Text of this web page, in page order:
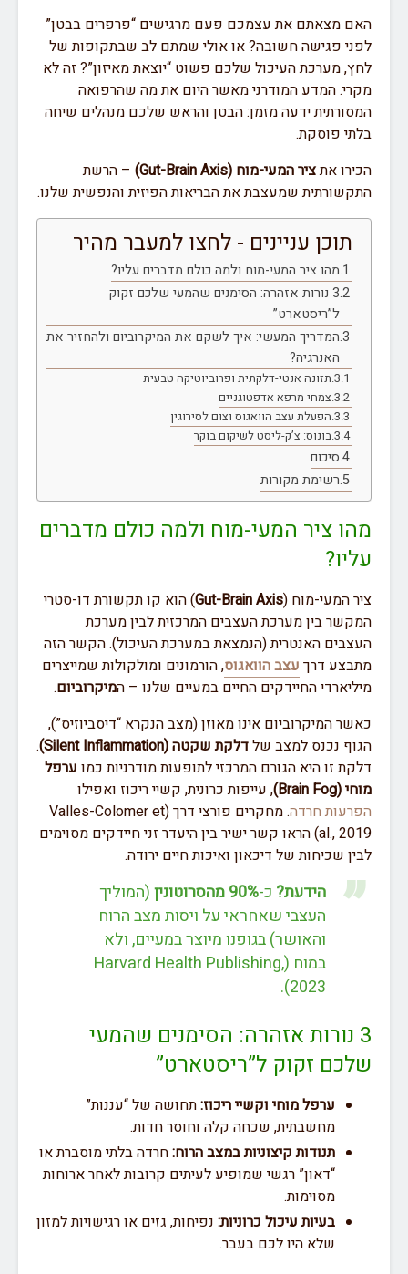
האם מצאתם את עצמכם פעם מרגישים “פרפרים בבטן”
לפני פגישה חשובה? או אולי שמתם לב שבתקופות של
לחץ, מערכת העיכול שלכם פשוט “יוצאת מאיזון”? זה לא
מקרי. המדע המודרני מאשר היום את מה שהרפואה
המסורתית ידעה מזמן: הבטן והראש שלכם מנהלים שיחה
בלתי פוסקת.
הכירו אתציר המעי-מוח (Gut-Brain Axis)
– הרשת
התקשורתית שמעצבת את הבריאות הפיזית והנפשית שלנו.
תוכן עניינים - לחצו למעבר מהיר
מהו ציר המעי-מוח ולמה כולם מדברים עליו?
3 נורות אזהרה: הסימנים שהמעי שלכם זקוק
ל”ריסטארט”
המדריך המעשי: איך לשקם את המיקרוביום ולהחזיר את
האנרגיה?
תזונה אנטי-דלקתית ופרוביוטיקה טבעית
צמחי מרפא אדפטוגניים
הפעלת עצב הוואגוס וצום לסירוגין
בונוס: צ’ק-ליסט לשיקום בוקר
סיכום
רשימת מקורות
מהו ציר המעי-מוח ולמה כולם מדברים
עליו?
ציר המעי-מוח (Gut-Brain Axis) הוא קו תקשורת דו-סטרי
המקשר בין מערכת העצבים המרכזית לבין מערכת
העצבים האנטרית (הנמצאת במערכת העיכול). הקשר הזה
מתבצע דרך עצב הוואגוס, הורמונים ומולקולות שמייצרים
מיליארדי החיידקים החיים במעיים שלנו – המיקרוביום.
כאשר המיקרוביום אינו מאוזן (מצב הנקרא “דיסביוזיס”),
הגוף נכנס למצב שלדלקת שקטה (Silent Inflammation)
.
דלקת זו היא הגורם המרכזי לתופעות מודרניות כמו ערפל
מוחי (Brain Fog)
, עייפות כרונית, קשיי ריכוז ואפילו
הפרעות חרדה
. מחקרים פורצי דרך (Valles-Colomer et
al., 2019) הראו קשר ישיר בין היעדר זני חיידקים מסוימים
לבין שכיחות של דיכאון ואיכות חיים ירודה.
הידעת? כ-90% מהסרוטונין
(המוליך
העצבי שאחראי על ויסות מצב הרוח
והאושר) בגופנו מיוצר במעיים, ולא
במוח (Harvard Health Publishing,
2023).
3 נורות אזהרה: הסימנים שהמעי
שלכם זקוק ל”ריסטארט”
ערפל מוחי וקשיי ריכוז:תחושה של “עננות”
מחשבתית, שכחה קלה וחוסר חדות.
תנודות קיצוניות במצב הרוח:חרדה בלתי מוסברת או
“דאון” רגשי שמופיע לעיתים קרובות לאחר ארוחות
מסוימות.
בעיות עיכול כרוניות: נפיחות, גזים או רגישויות למזון
שלא היו לכם בעבר.